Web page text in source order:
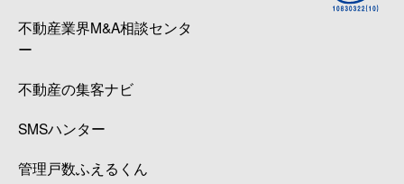
不動産業界M&A相談センタ
ー
不動産の集客ナビ
SMSハンター
管理戸数ふえるくん